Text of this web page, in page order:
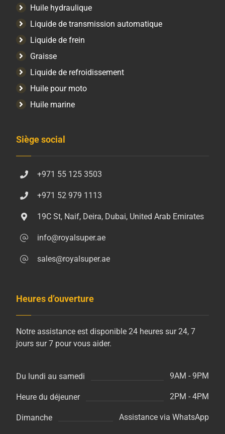
Huile hydraulique
Liquide de transmission automatique
Liquide de frein
Graisse
Liquide de refroidissement
Huile pour moto
Huile marine
Siège social
+971 55 125 3503
+971 52 979 1113
19C St, Naif, Deira, Dubai, United Arab Emirates
info@royalsuper.ae
sales@royalsuper.ae
Heures d’ouverture
Notre assistance est disponible 24 heures sur 24, 7
jours sur 7 pour vous aider.
Du lundi au samedi 9AM - 9PM
Heure du déjeuner 2PM - 4PM
Dimanche Assistance via WhatsApp